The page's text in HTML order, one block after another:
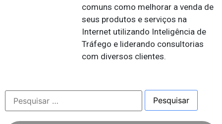
comuns como melhorar a venda de
seus produtos e serviços na
Internet utilizando Inteligência de
Tráfego e liderando consultorias
com diversos clientes.